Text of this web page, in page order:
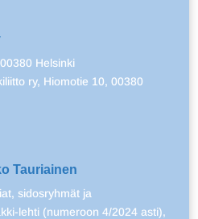
Helsinki
ry, Hiomotie 10, 00380
Tauriainen
sidosryhmät ja
lehti (numeroon 4/2024 asti),